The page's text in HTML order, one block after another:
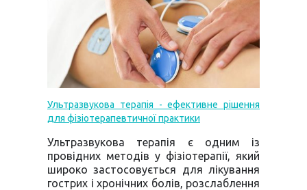
Ультразвукова терапія - ефективне рішення
для фізіотерапевтичної практики
Ультразвукова терапія є одним із
провідних методів у фізіотерапії, який
широко застосовується для лікування
гострих і хронічних болів, розслаблення